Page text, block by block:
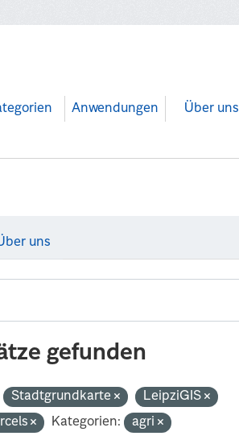
Anwendungen Über uns
uns
gefunden
Stadtgrundkarte
LeipziGIS
Kategorien: agri